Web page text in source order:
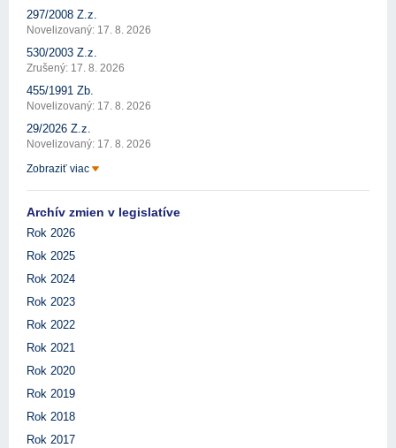
297/2008 Z.z.
Novelizovaný: 17. 8. 2026
530/2003 Z.z.
Zrušený: 17. 8. 2026
455/1991 Zb.
Novelizovaný: 17. 8. 2026
29/2026 Z.z.
Novelizovaný: 17. 8. 2026
Zobraziť viac
Archív zmien v legislatíve
Rok 2026
Rok 2025
Rok 2024
Rok 2023
Rok 2022
Rok 2021
Rok 2020
Rok 2019
Rok 2018
Rok 2017